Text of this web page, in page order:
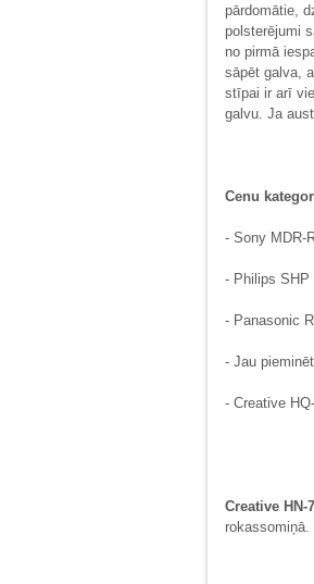
pārdomātie,
polsterējumi
no pirmā
sāpēt galva,
stīpai ir arī
galvu. Ja
Cenu
- Sony MDR-
- Philips SHP
- Panasonic
- Jau
- Creative
Creative HN-
rokassomiņā.